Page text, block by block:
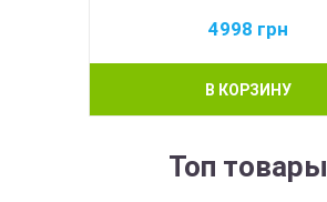
4998 грн
В КОРЗИНУ
Топ товары